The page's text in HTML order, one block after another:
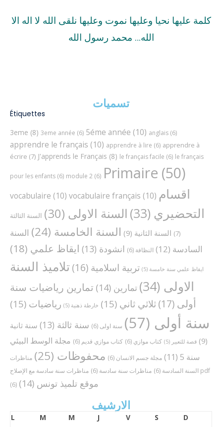
كلمة عليها نحيا وعليها نموت وعليها نلقى الله لا اله الا
الله… محمد رسول الله
تسميات
Étiquettes
3eme (8) 3eme année (6) 5éme année (10) anglais (6)
apprendre le français (10) apprendre à lire (6) apprendre à
écrire (7) J'apprends le Français (8) le français facile (6) le français
pour les enfants (6) module 2 (6) Primaire (50)
vocabulaire (10) vocabulaire français (10) اقسام
التحضيري (33) السنة الاولى (30)
السنة الثالثة
(7)
السنة الثانية (9) السنة الخامسة (24)
السنة
السادسة (12) النظافة (6) انشودة (13) ايقاظ علمي (18)
ايقاظ علمي سنة خامسة (5) تربية اسلامية (16)
تلاميذ السنة
الاولى (34) تمارين (14)
تمارين رياضيات سنة
أولى (17) ثلاثي ثاني (15) خارطة ذهنية (5) رياضيات (15)
سنة أولى (57) سنة اولى (6) سنة ثالثة (13)
سنة ثانية
(9)
قصة للتعبير (5) كتاب موازي (6) كتاب موازي قديم (6)
مجلة الوسط البيئي
سنة 5
(11) مجلة جسم الانسان (6) محفوظات (25)
مناظرات
السنة السادسة (6) مناظرات سنة سادسة (6)
مناظرات سنة سادسة مع الإصلاح pdf
(6)
موقع تلميذ تونس (14)
الارشيف
L M M J V S
D